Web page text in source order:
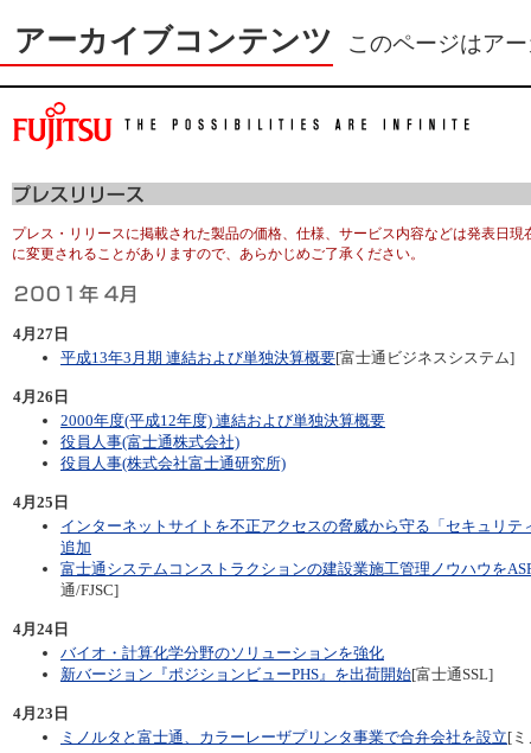
アーカイブコンテンツ このページはア
プレス・リリースに掲載された製品の価格、仕様、サービス内容などは発表日
に変更されることがありますので、あらかじめご了承ください。
4月27日
平成13年3月期 連結および単独決算概要[富士通ビジネスシステム]
4月26日
2000年度(平成12年度) 連結および単独決算概要
役員人事(富士通株式会社)
役員人事(株式会社富士通研究所)
4月25日
インターネットサイトを不正アクセスの脅威から守る「セキュリテ
追加
富士通システムコンストラクションの建設業施工管理ノウハウを
通/FJSC]
4月24日
バイオ・計算化学分野のソリューションを強化
新バージョン『ポジションビューPHS』を出荷開始[富士通SSL]
4月23日
ミノルタと富士通、カラーレーザプリンタ事業で合弁会社を設立[